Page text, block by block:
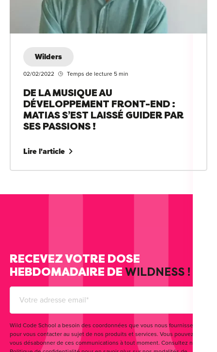
Wilders
02/02/2022 Temps de lecture 5 min
DE LA MUSIQUE AU
DÉVELOPPEMENT FRONT-END :
MATIAS S’EST LAISSÉ GUIDER PAR
SES PASSIONS !
Lire l'article
RECEVEZ VOTRE DOSE
HEBDOMADAIRE DE WILDNESS !
Wild Code School a besoin des coordonnées que vous nous fournissez
pour vous contacter au sujet de nos produits et services. Vous pouvez
vous désabonner de ces communications à tout moment. Consultez notre